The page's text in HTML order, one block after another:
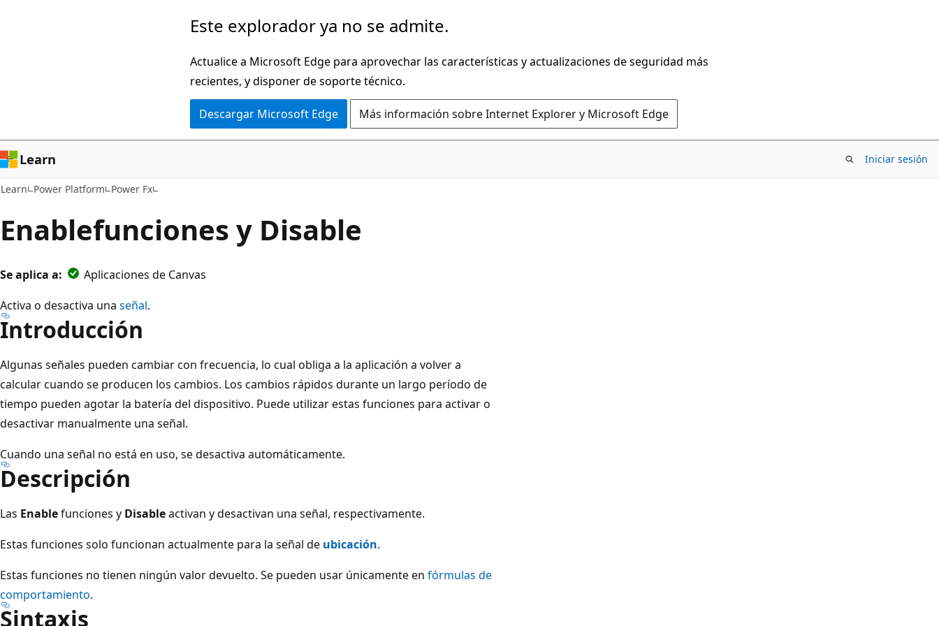
Este explorador ya no se admite.
Actualice a Microsoft Edge para aprovechar las características y actualizaciones de seguridad más
recientes, y disponer de soporte técnico.
Descargar Microsoft Edge Más información sobre Internet Explorer y Microsoft Edge
Learn Iniciar sesión
Learn Power Platform Power Fx
Enablefunciones y Disable
Se aplica a:
Aplicaciones de Canvas
Activa o desactiva una señal.
Introducción
Algunas señales pueden cambiar con frecuencia, lo cual obliga a la aplicación a volver a
calcular cuando se producen los cambios. Los cambios rápidos durante un largo período de
tiempo pueden agotar la batería del dispositivo. Puede utilizar estas funciones para activar o
desactivar manualmente una señal.
Cuando una señal no está en uso, se desactiva automáticamente.
Descripción
Las Enablefunciones y Disableactivan y desactivan una señal, respectivamente.
Estas funciones solo funcionan actualmente para la señal de ubicación.
Estas funciones no tienen ningún valor devuelto. Se pueden usar únicamente en fórmulas de
comportamiento.
Sintaxis